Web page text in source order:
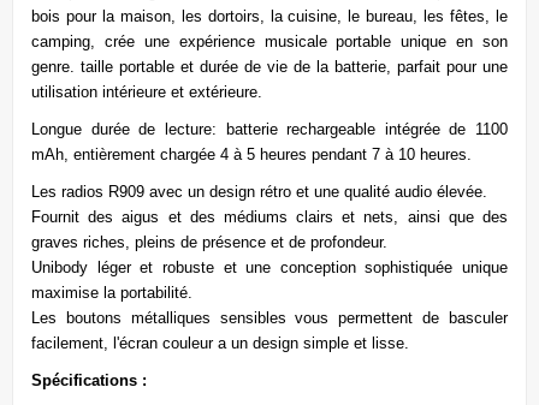
bois pour la maison, les dortoirs, la cuisine, le bureau, les fêtes, le
camping, crée une expérience musicale portable unique en son
genre. taille portable et durée de vie de la batterie, parfait pour une
utilisation intérieure et extérieure.
Longue durée de lecture: batterie rechargeable intégrée de 1100
mAh, entièrement chargée 4 à 5 heures pendant 7 à 10 heures.
Les radios R909 avec un design rétro et une qualité audio élevée.
Fournit des aigus et des médiums clairs et nets, ainsi que des
graves riches, pleins de présence et de profondeur.
Unibody léger et robuste et une conception sophistiquée unique
maximise la portabilité.
Les boutons métalliques sensibles vous permettent de basculer
facilement, l'écran couleur a un design simple et lisse.
Spécifications :